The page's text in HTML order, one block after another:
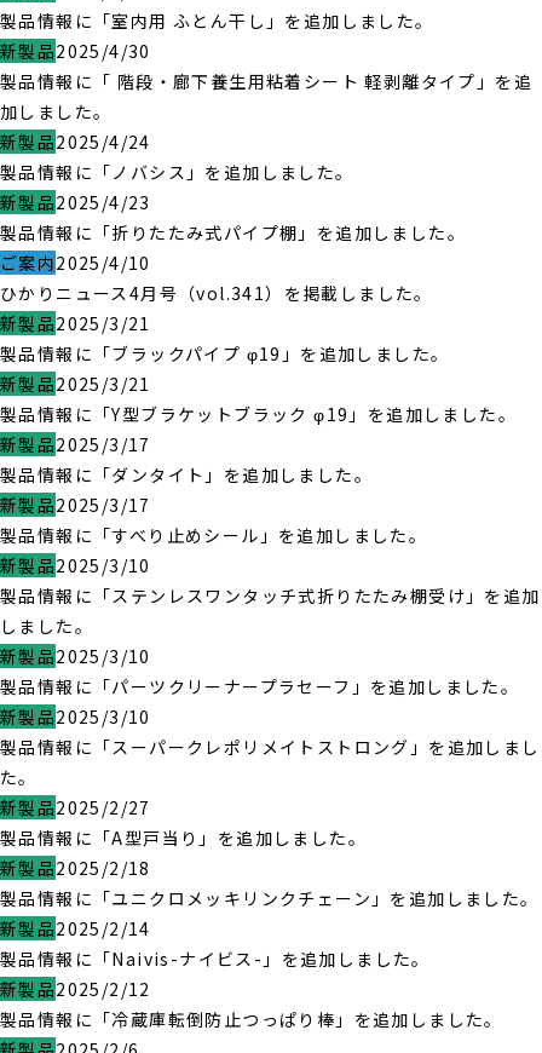
製品情報に「室内用 ふとん干し」を追加しました。
新製品2025/4/30
製品情報に「 階段・廊下養生用粘着シート 軽剥離タイプ」を追
加しました。
新製品2025/4/24
製品情報に「ノバシス」を追加しました。
新製品2025/4/23
製品情報に「折りたたみ式パイプ棚」を追加しました。
ご案内2025/4/10
ひかりニュース4月号（vol.341）を掲載しました。
新製品2025/3/21
製品情報に「ブラックパイプ φ19」を追加しました。
新製品2025/3/21
製品情報に「Y型ブラケットブラック φ19」を追加しました。
新製品2025/3/17
製品情報に「ダンタイト」を追加しました。
新製品2025/3/17
製品情報に「すべり止めシール」を追加しました。
新製品2025/3/10
製品情報に「ステンレスワンタッチ式折りたたみ棚受け」を追加
しました。
新製品2025/3/10
製品情報に「パーツクリーナープラセーフ」を追加しました。
新製品2025/3/10
製品情報に「スーパークレポリメイトストロング」を追加しまし
た。
新製品2025/2/27
製品情報に「A型戸当り」を追加しました。
新製品2025/2/18
製品情報に「ユニクロメッキリンクチェーン」を追加しました。
新製品2025/2/14
製品情報に「Naivis-ナイビス-」を追加しました。
新製品2025/2/12
製品情報に「冷蔵庫転倒防止つっぱり棒」を追加しました。